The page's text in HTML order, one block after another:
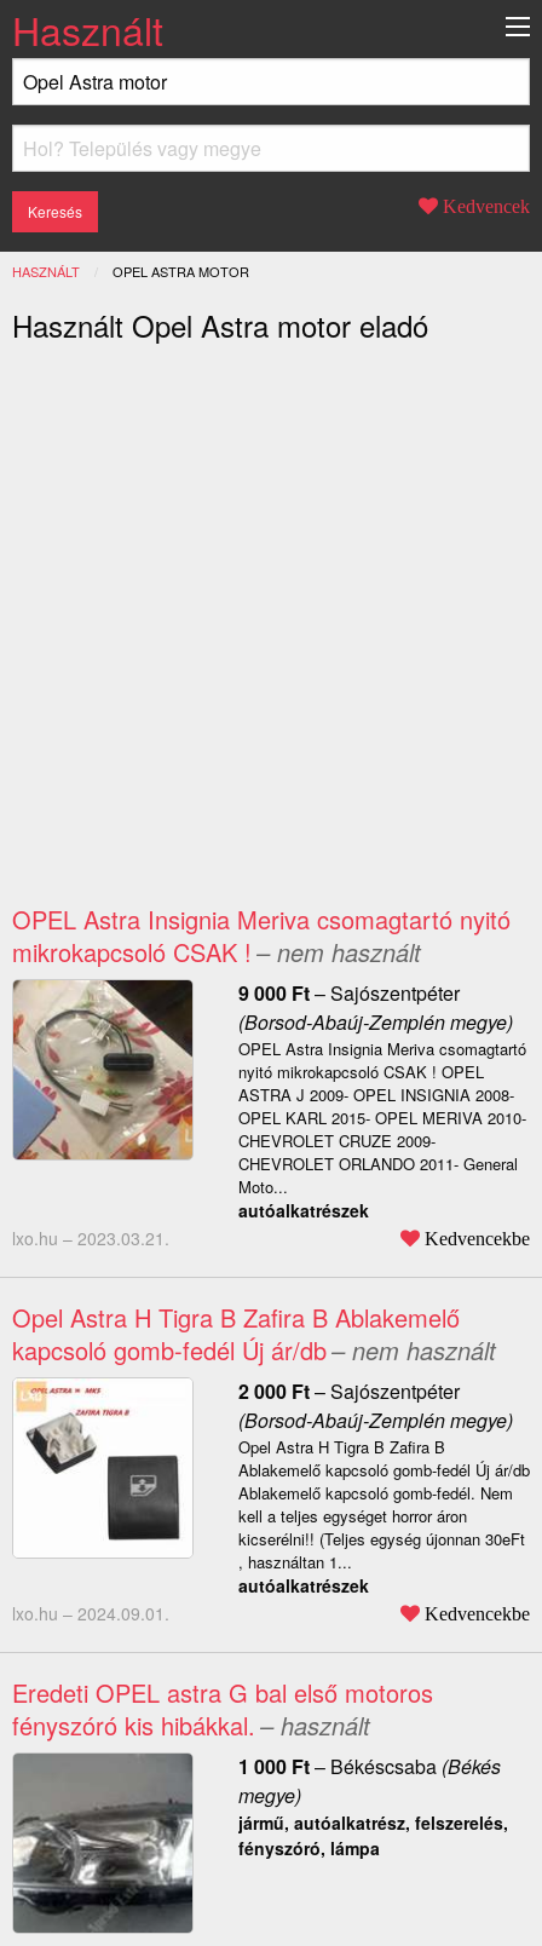
Használt
Kedvencek
HASZNÁLT JELENLEGI:
OPEL ASTRA MOTOR
Használt Opel Astra motor eladó
OPEL Astra Insignia Meriva csomagtartó nyitó
mikrokapcsoló CSAK ! – nem használt
9 000 Ft–Sajószentpéter
(Borsod-Abaúj-Zemplén megye)
OPEL Astra Insignia Meriva csomagtartó
nyitó mikrokapcsoló CSAK ! OPEL
ASTRA J 2009- OPEL INSIGNIA 2008-
OPEL KARL 2015- OPEL MERIVA 2010-
CHEVROLET CRUZE 2009-
CHEVROLET ORLANDO 2011- General
Moto...
autóalkatrészek
lxo.hu – 2023.03.21. Kedvencekbe
Opel Astra H Tigra B Zafira B Ablakemelő
kapcsoló gomb-fedél Új ár/db– nem használt
2 000 Ft–Sajószentpéter
(Borsod-Abaúj-Zemplén megye)
Opel Astra H Tigra B Zafira B
Ablakemelő kapcsoló gomb-fedél Új ár/db
Ablakemelő kapcsoló gomb-fedél. Nem
kell a teljes egységet horror áron
kicserélni!! (Teljes egység újonnan 30eFt
, használtan 1...
autóalkatrészek
lxo.hu – 2024.09.01. Kedvencekbe
Eredeti OPEL astra G bal első motoros
fényszóró kis hibákkal. – használt
1 000 Ft– Békéscsaba(Békés
megye)
jármű, autóalkatrész, felszerelés,
fényszóró, lámpa